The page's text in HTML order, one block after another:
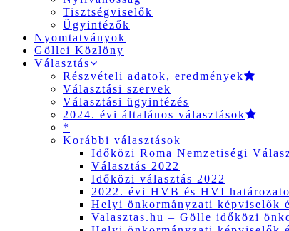
Tisztségviselők
Ügyintézők
Nyomtatványok
Göllei Közlöny
Választás
Részvételi adatok, eredmények
Választási szervek
Választási ügyintézés
2024. évi általános választások
*
Korábbi választások
Időközi Roma Nemzetiségi
Választás 2022
Időközi választás 2022
2022. évi HVB és HVI
Helyi önkormányzati képviselők
Valasztas.hu – Gölle időközi